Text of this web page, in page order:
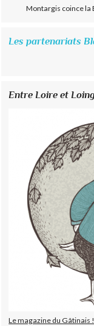
Montargis coince la
Les partenariats
Entre Loire et
Le magazine du Gâtinais